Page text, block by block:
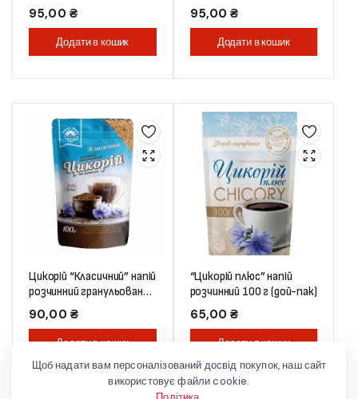
95,00 ₴
Додати в кошик
95,00₴
Додати в кошик
Цикорій “Класичний” напій
розчинний гранульований
100 г (дой-пак)
90,00 ₴
Додати в кошик
“Цикорій плюс” напій
розчинний 100 г (дой-пак)
65,00₴
Додати в кошик
Щоб надати вам персоналізований досвід покупок, наш сайт
використовує файли cookie.